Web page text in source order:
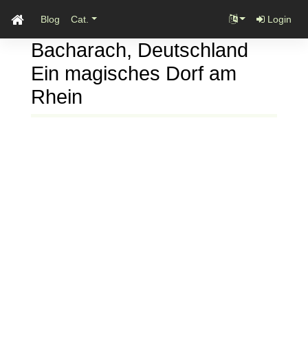
Blog Cat. Login
Bacharach, Deutschland
Ein magisches Dorf am
Rhein